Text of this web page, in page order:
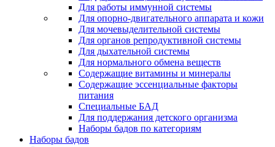
Для работы иммунной системы
Для опорно-двигательного аппарата и кожи
Для мочевыделительной системы
Для органов репродуктивной системы
Для дыхательной системы
Для нормального обмена веществ
Содержащие витамины и минералы
Содержащие эссенциальные факторы
питания
Специальные БАД
Для поддержания детского организма
Наборы бадов по категориям
Наборы бадов